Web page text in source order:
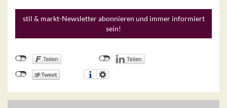
stil & markt-Newsletter abonnieren und immer informiert
sein!